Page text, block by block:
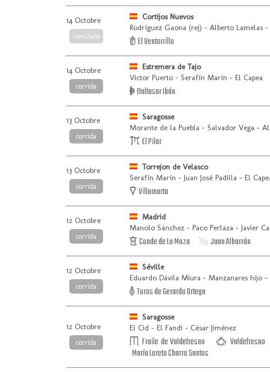
14 Octobre
novillada
Cortijos Nuevos
Rodríguez Gaona (rej) - Alberto Lamelas
El Ventorrillo
14 Octobre
corrida
Estremera de Tajo
Victor Puerto - Serafín Marín - El Capea
Baltasar Ibán
13 Octobre
corrida
Saragosse
Morante de la Puebla - Salvador Vega -
El Pilar
13 Octobre
corrida
Torrejon de Velasco
Serafín Marín - Juan José Padilla - El
Villamarta
12 Octobre
corrida
Madrid
Manolo Sánchez - Paco Perlaza - Javier
Conde de La Maza Juan Albarrán
12 Octobre
corrida
Séville
Eduardo Dávila Miura - Manzanares hijo -
Toros de Gerardo Ortega
12 Octobre
corrida
Saragosse
El Cid - El Fandi - César Jiménez
Fraile de Valdefresno
Valdefresno
María Loreto Charro Santos